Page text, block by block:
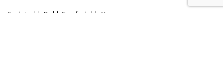
Sustainably Bold. Comfortably You.